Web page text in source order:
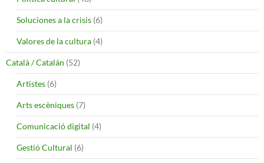
Soluciones a la crisis (6)
Valores de la cultura (4)
Català / Catalán (52)
Artistes (6)
Arts escèniques (7)
Comunicació digital (4)
Gestió Cultural (6)